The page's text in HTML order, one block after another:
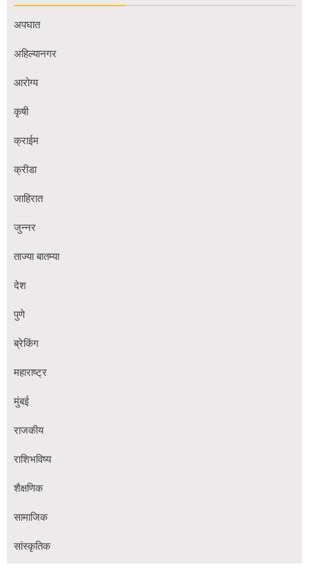
अपघात
अहिल्यानगर
आरोग्य
कृषी
क्राईम
क्रीडा
जाहिरात
जुन्नर
ताज्या बातम्या
देश
पुणे
ब्रेकिंग
महाराष्ट्र
मुंबई
राजकीय
राशिभविष्य
शैक्षणिक
सामाजिक
सांस्कृतिक